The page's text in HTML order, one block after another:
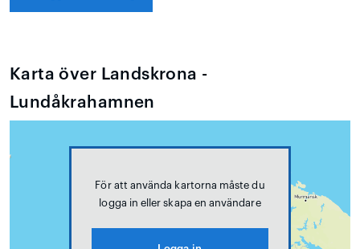
Karta över Landskrona -
Lundåkrahamnen
För att använda kartorna måste du
logga in eller skapa en användare